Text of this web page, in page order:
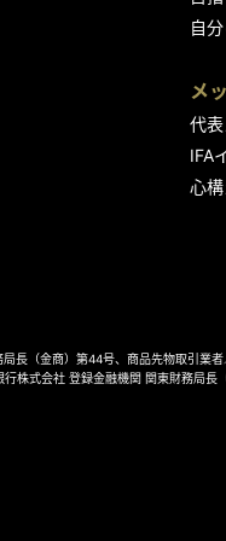
自
メ
代
IFA
心構
（金商）第44号、商品先物取引業
株式会社 登録金融機関 関東財務局長